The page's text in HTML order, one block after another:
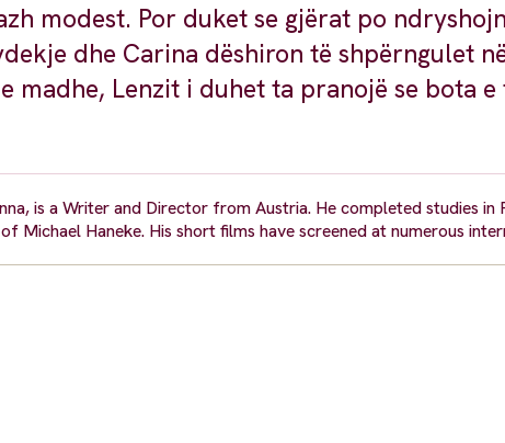
modest. Por duket se gjërat po
dhe Carina dëshiron të shpërngulet
madhe, Lenzit i duhet ta pranojë se bota
is a Writer and Director from Austria. He completed studies
Michael Haneke. His short films have screened at numerous